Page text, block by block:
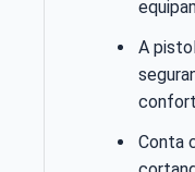
A
Conta